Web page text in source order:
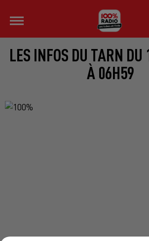
LES INFOS DU TARN
À 06H59